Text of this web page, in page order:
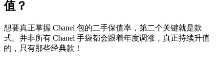
值？
想要真正掌握 Chanel 包的二手保值率，第二个关键就是款
式。并非所有 Chanel 手袋都会跟着年度调涨，真正持续升值
的，只有那些经典款！